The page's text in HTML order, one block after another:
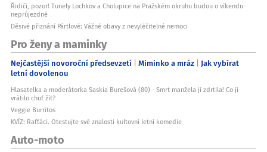
Řidiči, pozor! Tunely Lochkov a Cholupice na Pražském okruhu budou o víkendu
neprůjezdné
Děsivé přiznání Pártlové: Vážné obavy z nevyléčitelné nemoci
Pro ženy a maminky
Nejčastější novoroční předsevzetí Miminko a mráz Jak vybírat
letní dovolenou
Hlasatelka a moderátorka Saskia Burešová (80) - Smrt manžela ji zdrtila! Co jí
vrátilo chuť žít?
Veggie Burritos
KVÍZ: Rafťáci. Otestujte své znalosti kultovní letní komedie
Auto-moto